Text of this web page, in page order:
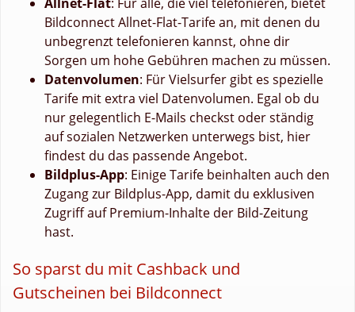
Bildconnect Allnet-Flat-Tarife an, mit denen du
unbegrenzt telefonieren kannst, ohne dir
Sorgen um hohe Gebühren machen zu müssen.
Datenvolumen: Für Vielsurfer gibt es spezielle
Tarife mit extra viel Datenvolumen. Egal ob du
nur gelegentlich E-Mails checkst oder ständig
auf sozialen Netzwerken unterwegs bist, hier
findest du das passende Angebot.
Bildplus-App: Einige Tarife beinhalten auch den
Zugang zur Bildplus-App, damit du exklusiven
Zugriff auf Premium-Inhalte der Bild-Zeitung
hast.
So sparst du mit Cashback und
Gutscheinen bei Bildconnect